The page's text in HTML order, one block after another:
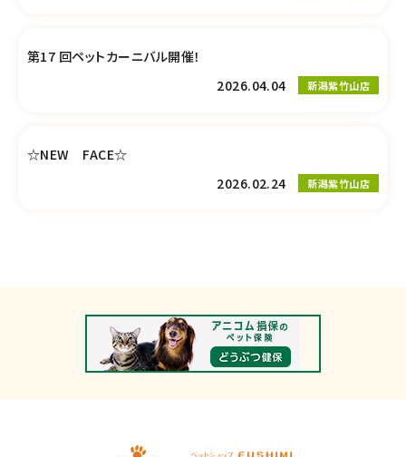
第17 回ペットカーニバル開催！
2026.04.04
新潟紫竹山店
☆NEW FACE☆
2026.02.24
新潟紫竹山店